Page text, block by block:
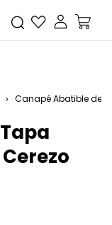
Canapé Abatible de